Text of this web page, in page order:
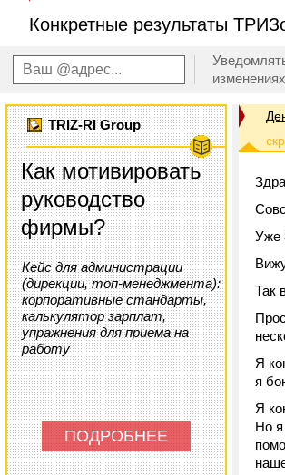
Конкретные результаты
изменениях
TRIZ-RI Group
Как мотивировать
руководство
фирмы?
Кейс для администрации
(дирекции, топ-менеджмента):
корпоративные стандарты,
калькулятор зарплат,
упражнения для приема на
работу
ПОДРОБНЕЕ
Уже
Так
Я
я
Я
Но я